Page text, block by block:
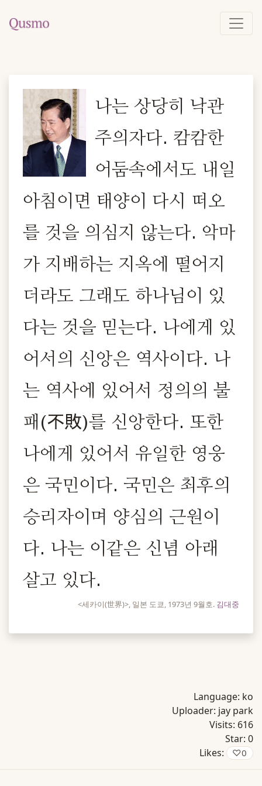
나는 상당히 낙관
주의자다. 캄캄한
어둠속에서도 내일
아침이면 태양이 다시 떠오
를 것을 의심지 않는다. 악마
가 지배하는 지옥에 떨어지
더라도 그래도 하나님이 있
다는 것을 믿는다. 나에게 있
어서의 신앙은 역사이다. 나
는 역사에 있어서 정의의 불
패(不敗)를 신앙한다. 또한
나에게 있어서 유일한 영웅
은 국민이다. 국민은 최후의
승리자이며 양심의 근원이
다. 나는 이같은 신념 아래
살고 있다.
<세카이(世界)>, 일본 도쿄, 1973년 9월호. 김대중
Language: ko
Uploader: jay park
Visits: 616
Star: 0
Likes:
♡0